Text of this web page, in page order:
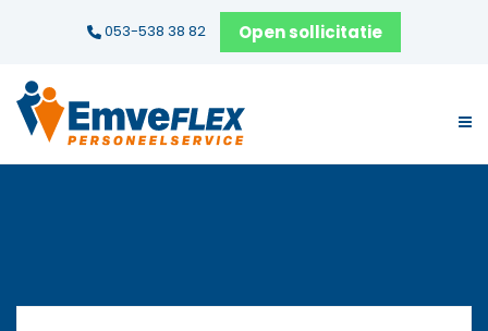
053-538 38 82 Open sollicitatie